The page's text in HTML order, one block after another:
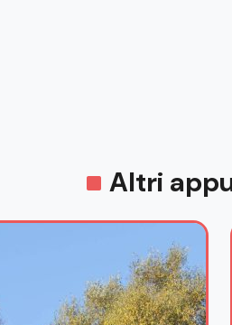
Altri